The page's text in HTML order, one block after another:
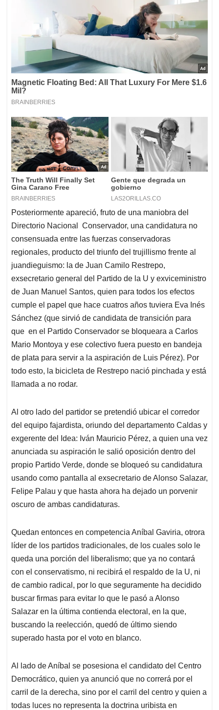
Posteriormente apareció, fruto de una maniobra del
Directorio Nacional Conservador, una candidatura no
consensuada entre las fuerzas conservadoras
regionales, producto del triunfo del trujillismo frente al
juandieguismo: la de Juan Camilo Restrepo,
exsecretario general del Partido de la U y exviceministro
de Juan Manuel Santos, quien para todos los efectos
cumple el papel que hace cuatros años tuviera Eva Inés
Sánchez (que sirvió de candidata de transición para
que en el Partido Conservador se bloqueara a Carlos
Mario Montoya y ese colectivo fuera puesto en bandeja
de plata para servir a la aspiración de Luis Pérez). Por
todo esto, la bicicleta de Restrepo nació pinchada y está
llamada a no rodar.
Al otro lado del partidor se pretendió ubicar el corredor
del equipo fajardista, oriundo del departamento Caldas y
exgerente del Idea: Iván Mauricio Pérez, a quien una vez
anunciada su aspiración le salió oposición dentro del
propio Partido Verde, donde se bloqueó su candidatura
usando como pantalla al exsecretario de Alonso Salazar,
Felipe Palau y que hasta ahora ha dejado un porvenir
oscuro de ambas candidaturas.
Quedan entonces en competencia Aníbal Gaviria, otrora
líder de los partidos tradicionales, de los cuales solo le
queda una porción del liberalismo; que ya no contará
con el conservatismo, ni recibirá el respaldo de la U, ni
de cambio radical, por lo que seguramente ha decidido
buscar firmas para evitar lo que le pasó a Alonso
Salazar en la última contienda electoral, en la que,
buscando la reelección, quedó de último siendo
superado hasta por el voto en blanco.
Al lado de Aníbal se posesiona el candidato del Centro
Democrático, quien ya anunció que no correrá por el
carril de la derecha, sino por el carril del centro y quien a
todas luces no representa la doctrina uribista en